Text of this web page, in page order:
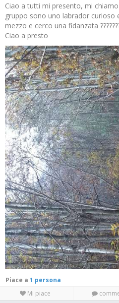
Ciao a tutti mi presento, mi
gruppo sono uno labrador curioso
mezzo e cerco una fidanzata
Ciao a presto
Piace a
1 persona
Mi piace